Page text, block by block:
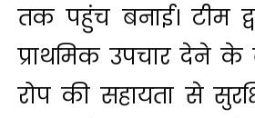
तक पहुंच बनाई। टीम
प्राथमिक उपचार देने के
रोप की सहायता से